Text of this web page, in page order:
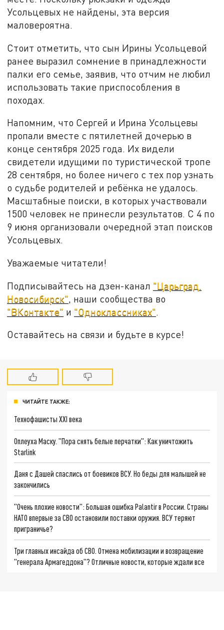
Усольцевых не найдены, эта версия
маловероятна.
Стоит отметить, что сын Ирины Усольцевой
ранее выразил сомнение в принадлежности
палки его семье, заявив, что отчим не любил
использовать такие приспособления в
походах.
Напомним, что Сергей и Ирина Усольцевы
пропали вместе с пятилетней дочерью в
конце сентября 2025 года. Их видели
свидетели идущими по туристической тропе
28 сентября, но более ничего с тех пор узнать
о судьбе родителей и ребёнка не удалось.
Масштабные поиски, в которых участвовали
1500 человек не принесли результатов. С 4 по
9 июня организовали очередной этап поисков
Усольцевых.
Уважаемые читатели!
Подписывайтесь на дзен-канал "Царьград.
Новосибирск" , наши сообщества во
"ВКонтакте" и "Одноклассниках"
Оставайтесь на связи и будьте в курсе!
ЧИТАЙТЕ ТАКЖЕ:
Технофашисты XXI века
Оплеуха Маску. "Пора снять белые перчатки": Как уничтожить
Starlink
Даня с Дашей спаслись от боевиков ВСУ. Но беды для малышей не
закончились
"Очень плохие новости": Большая ошибка Palantir в России. Страны
НАТО впервые за СВО остановили поставки оружия. ВСУ теряют
приграничье?
Три главных инсайда об СВО. Отмена мобилизации и возвращение
"генерала Армагеддона"? Отличные новости, которые ждали все